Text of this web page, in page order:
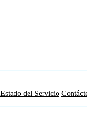
Estado del Servicio